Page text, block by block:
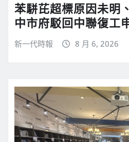
苯駢芘超標原因未明
中市府駁回中聯復工
新一代時報 8 月 6, 2026